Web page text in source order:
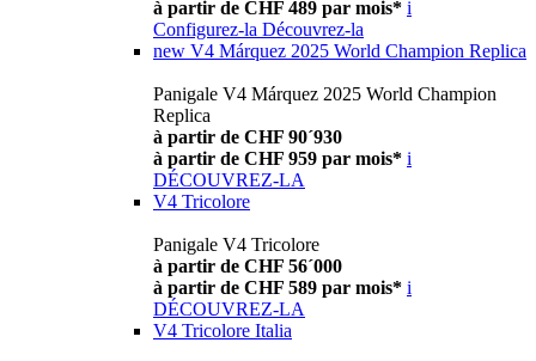
à partir de CHF 489 par mois* i
Configurez-la Découvrez-la
new V4 Márquez 2025 World Champion Replica
Panigale V4 Márquez 2025 World Champion
Replica
à partir de CHF 90´930
à partir de CHF 959 par mois* i
DÉCOUVREZ-LA
V4 Tricolore
Panigale V4 Tricolore
à partir de CHF 56´000
à partir de CHF 589 par mois* i
DÉCOUVREZ-LA
V4 Tricolore Italia